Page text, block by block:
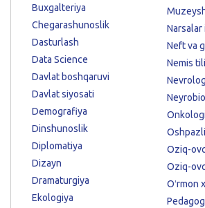
Buxgalteriya
Chegarashunoslik
Dasturlash
Data Science
Davlat boshqaruvi
Davlat siyosati
Demografiya
Dinshunoslik
Diplomatiya
Dizayn
Dramaturgiya
Ekologiya
Neft va
Nemis tili
Oziq-
Oziq-
Oʻrmon